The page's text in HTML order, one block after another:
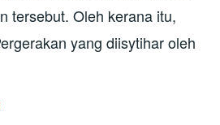
tersebut. Oleh kerana itu,
yang diisytihar oleh